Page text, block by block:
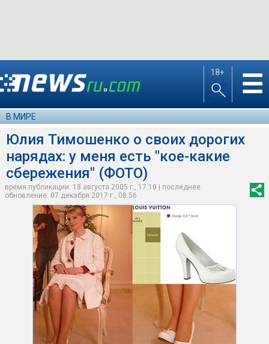
18+ ☰
В МИРЕ
Юлия Тимошенко о своих дорогих
нарядах: у меня есть "кое-какие
сбережения" (ФОТО)
время публикации: 18 августа 2005 г., 17:10 | последнее
обновление: 07 декабря 2017 г., 08:56